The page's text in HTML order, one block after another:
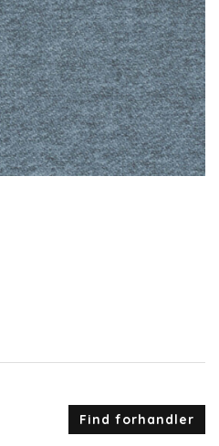
Find forhandler